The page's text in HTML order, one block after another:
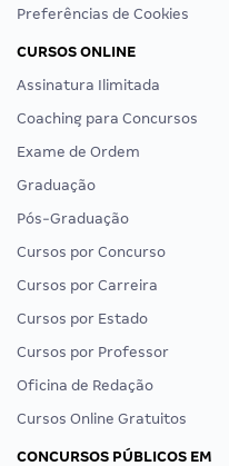
Preferências de Cookies
CURSOS ONLINE
Assinatura Ilimitada
Coaching para Concursos
Exame de Ordem
Graduação
Pós-Graduação
Cursos por Concurso
Cursos por Carreira
Cursos por Estado
Cursos por Professor
Oficina de Redação
Cursos Online Gratuitos
CONCURSOS PÚBLICOS EM